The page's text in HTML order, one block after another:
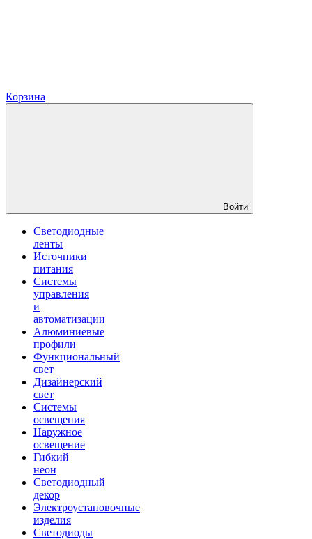
Корзина
Войти
Светодиодные
ленты
Источники
питания
Системы
управления
и
автоматизации
Алюминиевые
профили
Функциональный
свет
Дизайнерский
свет
Системы
освещения
Наружное
освещение
Гибкий
неон
Светодиодный
декор
Электроустановочные
изделия
Светодиоды